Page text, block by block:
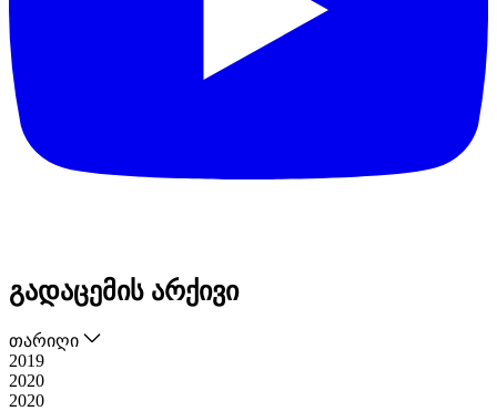
გადაცემის არქივი
თარიღი
2019
2020
2020